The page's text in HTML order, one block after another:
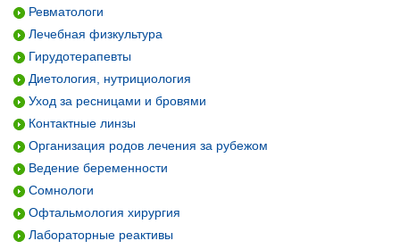
Ревматологи
Лечебная физкультура
Гирудотерапевты
Диетология, нутрициология
Уход за ресницами и бровями
Контактные линзы
Организация родов лечения за рубежом
Ведение беременности
Сомнологи
Офтальмология хирургия
Лабораторные реактивы